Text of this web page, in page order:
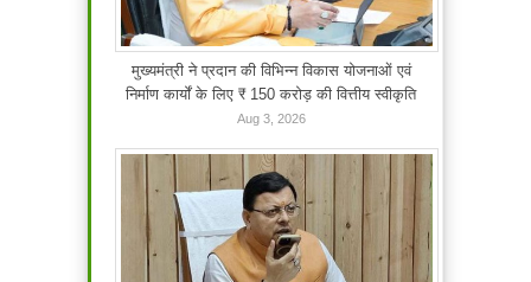
मुख्यमंत्री ने प्रदान की विभिन्न विकास योजनाओं एवं
निर्माण कार्यों के लिए ₹ 150 करोड़ की वित्तीय स्वीकृति
Aug 3, 2026